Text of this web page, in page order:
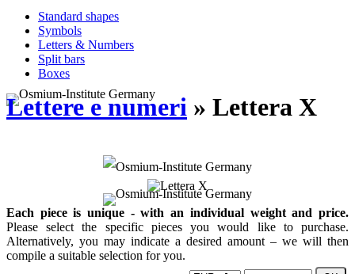
Standard shapes
Symbols
Letters & Numbers
Split bars
Boxes
Lettere e numeri » Lettera X
Each piece is unique - with an individual weight and price.
Please select the specific pieces you would like to purchase.
Alternatively, you may indicate a desired amount – we will then
compile a suitable selection for you.